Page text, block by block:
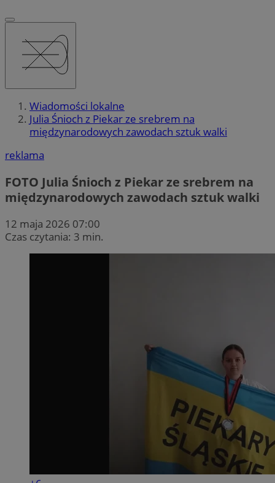
Wiadomości lokalne
Julia Śnioch z Piekar ze srebrem na
międzynarodowych zawodach sztuk walki
reklama
FOTO Julia Śnioch z Piekar ze srebrem na
międzynarodowych zawodach sztuk walki
12 maja 2026 07:00
Czas czytania: 3 min.